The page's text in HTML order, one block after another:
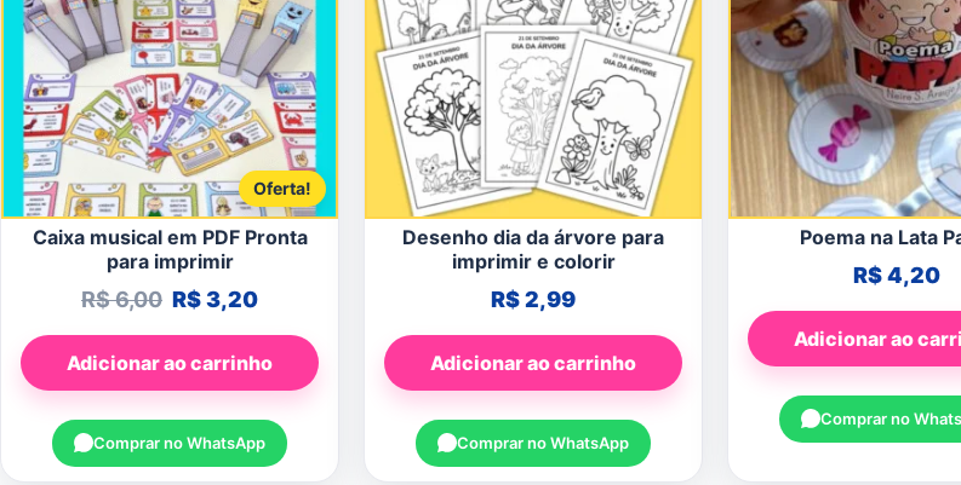
Oferta!
Caixa musical em PDF Pronta
para imprimir
R$6,00 O preço original era: R$ 6,00.
R$3,20O preço atual é: R$ 3,20.
Adicionar ao carrinho
Comprar no WhatsApp
Desenho dia da árvore para
imprimir e colorir
R$2,99
Adicionar ao carrinho
Comprar no WhatsApp
Poema na Lata
R$4,20
Adicionar ao
Comprar no